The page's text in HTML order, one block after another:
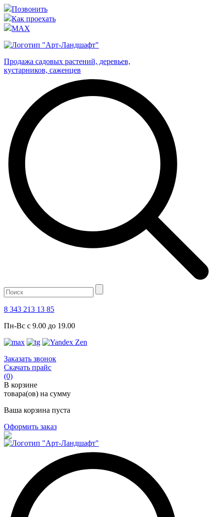
Позвонить
Как проехать
MAX
Продажа садовых растений, деревьев,
кустарников, саженцев
8 343 213 13 85
Пн-Вс с 9.00 до 19.00
Заказать звонок
Скачать прайс
(0)
В корзине
товара(ов) на сумму
Ваша корзина пуста
Оформить заказ